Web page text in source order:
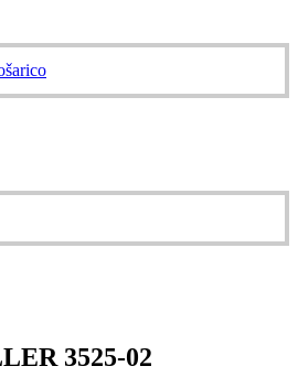
3525-02